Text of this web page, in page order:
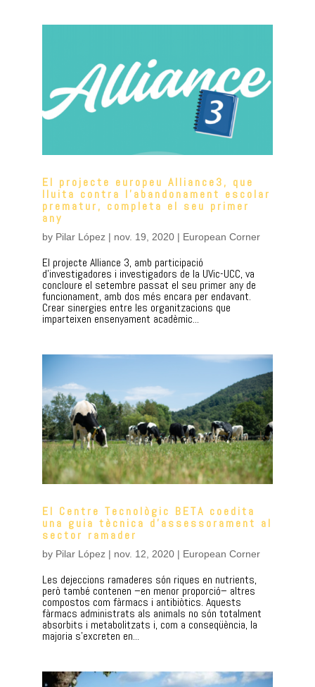
El projecte europeu Alliance3, que
lluita contra l’abandonament escolar
prematur, completa el seu primer
any
by Pilar López| nov. 19, 2020| European Corner
El projecte Alliance 3, amb participació
d’investigadores i investigadors de la UVic-UCC, va
concloure el setembre passat el seu primer any de
funcionament, amb dos més encara per endavant.
Crear sinergies entre les organitzacions que
imparteixen ensenyament acadèmic...
El Centre Tecnològic BETA coedita
una guia tècnica d’assessorament al
sector ramader
by Pilar López| nov. 12, 2020| European Corner
Les dejeccions ramaderes són riques en nutrients,
però també contenen –en menor proporció– altres
compostos com fàrmacs i antibiòtics. Aquests
fàrmacs administrats als animals no són totalment
absorbits i metabolitzats i, com a conseqüència, la
majoria s’excreten en...